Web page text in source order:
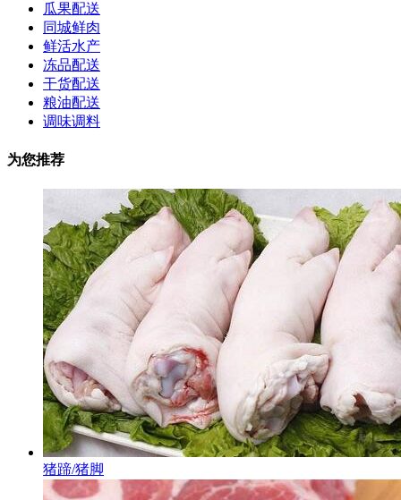
瓜果配送
同城鲜肉
鲜活水产
冻品配送
干货配送
粮油配送
调味调料
为您推荐
猪蹄/猪脚